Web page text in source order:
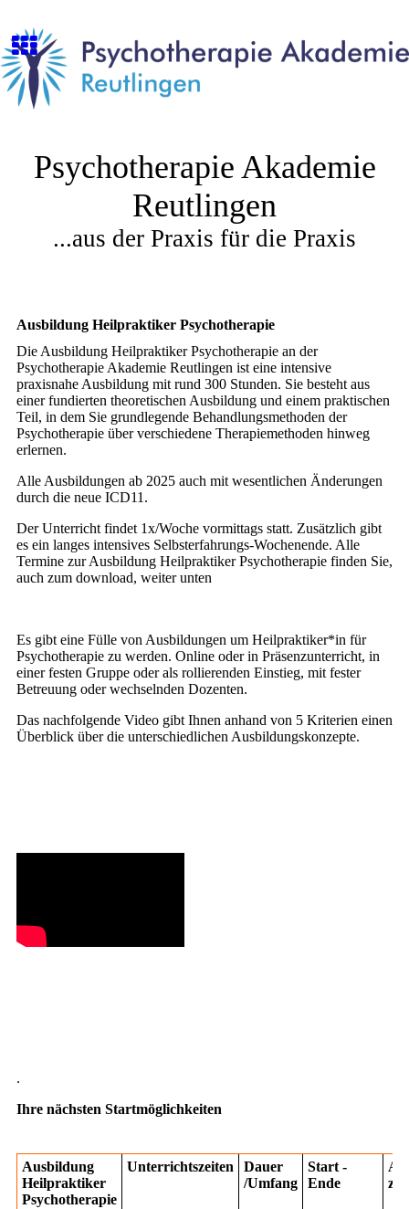
Psychotherapie Akademie
Reutlingen
...aus der Praxis für die Praxis
Ausbildung Heilpraktiker Psychotherapie
Die Ausbildung Heilpraktiker Psychotherapie an der
Psychotherapie Akademie Reutlingen ist eine intensive
praxisnahe Ausbildung mit rund 300 Stunden. Sie besteht aus
einer fundierten theoretischen Ausbildung und einem praktischen
Teil, in dem Sie grundlegende Behandlungsmethoden der
Psychotherapie über verschiedene Therapiemethoden hinweg
erlernen.
Alle Ausbildungen ab 2025 auch mit wesentlichen Änderungen
durch die neue ICD11.
Der Unterricht findet 1x/Woche vormittags statt. Zusätzlich gibt
es ein langes intensives Selbsterfahrungs-Wochenende. Alle
Termine zur Ausbildung Heilpraktiker Psychotherapie finden Sie,
auch zum download, weiter unten
Es gibt eine Fülle von Ausbildungen um Heilpraktiker*in für
Psychotherapie zu werden. Online oder in Präsenzunterricht, in
einer festen Gruppe oder als rollierenden Einstieg, mit fester
Betreuung oder wechselnden Dozenten.
Das nachfolgende Video gibt Ihnen anhand von 5 Kriterien einen
Überblick über die unterschiedlichen Ausbildungskonzepte.
.
Ihre nächsten Startmöglichkeiten
Ausbildung
Heilpraktiker
Psychotherapie
Unterrichtszeiten
Dauer
/Umfang
Start -
Ende